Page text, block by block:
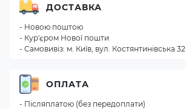
ДОСТАВКА
- Новою поштою
- Кур'єром Нової пошти
- Самовивіз: м. Київ, вул. Костянтинівська 32
ОПЛАТА
- Післяплатою (без передоплати)